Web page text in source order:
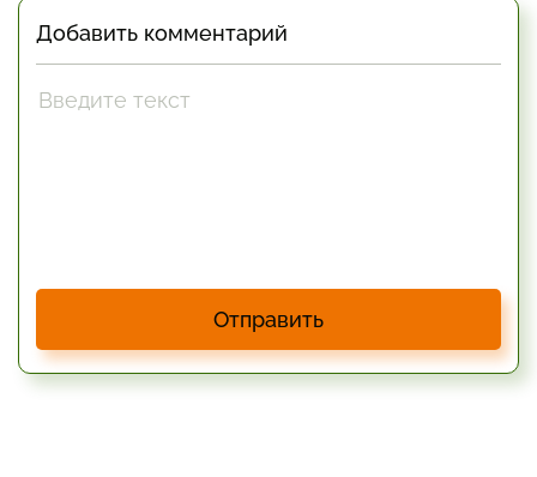
Добавить комментарий
Отправить